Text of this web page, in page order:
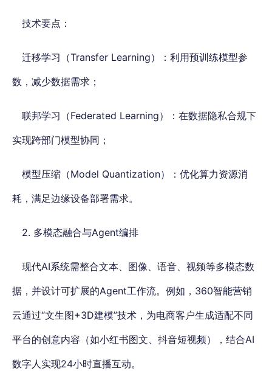
技术要点：
迁移学习（Transfer Learning）：利用预训练模型参
数，减少数据需求；
联邦学习（Federated Learning）：在数据隐私合规下
实现跨部门模型协同；
模型压缩（Model Quantization）：优化算力资源消
耗，满足边缘设备部署需求。
2. 多模态融合与Agent编排
现代AI系统需整合文本、图像、语音、视频等多模态数
据，并设计可扩展的Agent工作流。例如，360智能营销
云通过“文生图+3D建模”技术，为电商客户生成适配不同
平台的创意内容（如小红书图文、抖音短视频），结合AI
数字人实现24小时直播互动。